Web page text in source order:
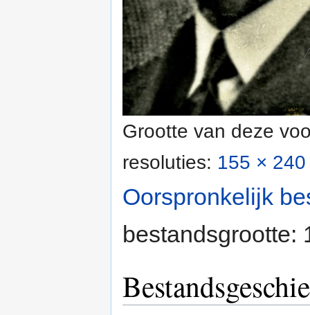
Grootte van deze
resoluties: 155 ×
Oorspronkelijk
bestandsgrootte: